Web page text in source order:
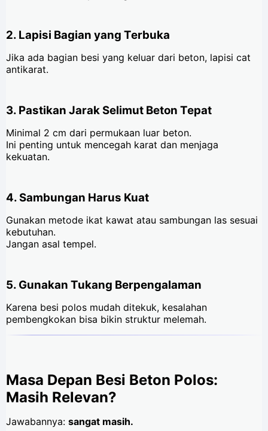
2. Lapisi Bagian yang Terbuka
Jika ada bagian besi yang keluar dari beton, lapisi cat
antikarat.
3. Pastikan Jarak Selimut Beton Tepat
Minimal 2 cm dari permukaan luar beton.
Ini penting untuk mencegah karat dan menjaga
kekuatan.
4. Sambungan Harus Kuat
Gunakan metode ikat kawat atau sambungan las sesuai
kebutuhan.
Jangan asal tempel.
5. Gunakan Tukang Berpengalaman
Karena besi polos mudah ditekuk, kesalahan
pembengkokan bisa bikin struktur melemah.
Masa Depan Besi Beton Polos:
Masih Relevan?
Jawabannya: sangat masih.